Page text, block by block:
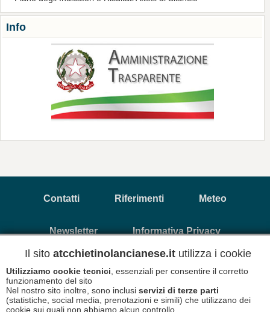
Info
Contatti Riferimenti Meteo
Newsletter Informativa Privacy
Copyright © 2026 A.T.C. Chietino Lancianese - P.Iva
93017880696
Informativa Cookies
Il sito atcchietinolancianese.it utilizza i cookie
Utilizziamo cookie tecnici , essenziali per consentire il corretto
funzionamento del sito
Nel nostro sito inoltre, sono inclusi servizi di terze parti
(statistiche, social media, prenotazioni e simili) che utilizzano dei
cookie sui quali non abbiamo alcun controllo.